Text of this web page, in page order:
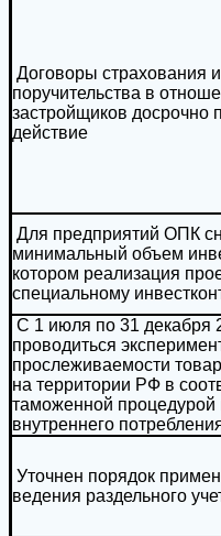
Договоры страхования
поручительства в
застройщиков досрочно
действие
Для предприятий ОПК
минимальный объем
котором реализация
специальному
С 1 июля по 31 декабря
проводиться
прослеживаемости
на территории РФ в
таможенной процедурой
внутреннего
Уточнен порядок
ведения раздельного